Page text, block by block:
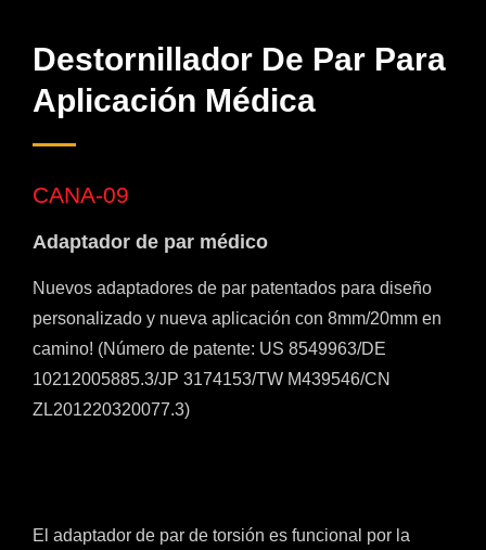
Destornillador De Par Para
Aplicación Médica
CANA-09
Adaptador de par médico
Nuevos adaptadores de par patentados para diseño
personalizado y nueva aplicación con 8mm/20mm en
camino! (Número de patente: US 8549963/DE
10212005885.3/JP 3174153/TW M439546/CN
ZL201220320077.3)
El adaptador de par de torsión es funcional por la